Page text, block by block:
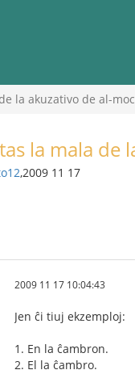
la akuzativo de al-
la mala de
,2009 11 17
2009 11 17 10:04:43
Jen ĉi tiuj ekzemploj:
1. En la ĉambron.
2. El la ĉambro.